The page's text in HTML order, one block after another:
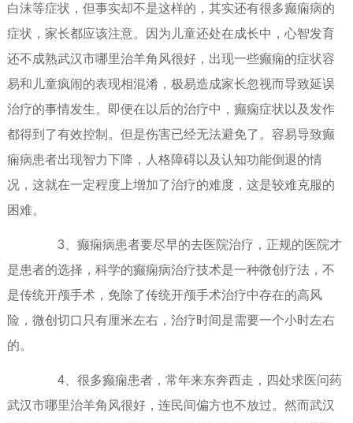
白沫等症状，但事实却不是这样的，其实还有很多癫痫病的
症状，家长都应该注意。因为儿童还处在成长中，心智发育
还不成熟武汉市哪里治羊角风很好，出现一些癫痫的症状容
易和儿童疯闹的表现相混淆，极易造成家长忽视而导致延误
治疗的事情发生。即便在以后的治疗中，癫痫症状以及发作
都得到了有效控制。但是伤害已经无法避免了。容易导致癫
痫病患者出现智力下降，人格障碍以及认知功能倒退的情
况，这就在一定程度上增加了治疗的难度，这是较难克服的
困难。
3、癫痫病患者要尽早的去医院治疗，正规的医院才
是患者的选择，科学的癫痫病治疗技术是一种微创疗法，不
是传统开颅手术，免除了传统开颅手术治疗中存在的高风
险，微创切口只有厘米左右，治疗时间是需要一个小时左右
的。
4、很多癫痫患者，常年来东奔西走，四处求医问药
武汉市哪里治羊角风很好，连民间偏方也不放过。然而武汉